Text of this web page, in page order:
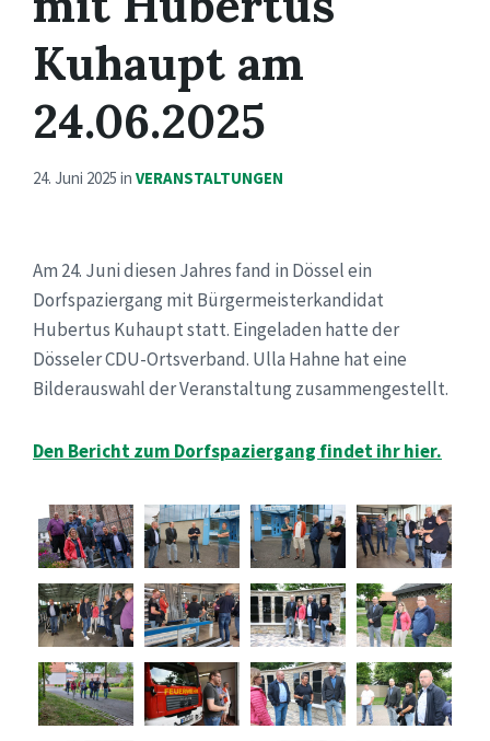
Kuhaupt am
24.06.2025
24. Juni 2025 in VERANSTALTUNGEN
Am 24. Juni diesen Jahres fand in Dössel ein
Dorfspaziergang mit Bürgermeisterkandidat
Hubertus Kuhaupt statt. Eingeladen hatte der
Dösseler CDU-Ortsverband. Ulla Hahne hat eine
Bilderauswahl der Veranstaltung zusammengestellt.
Den Bericht zum Dorfspaziergang findet ihr hier.